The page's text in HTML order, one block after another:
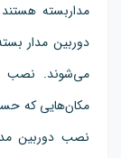
مداربسته
دوربین مدار
می‌شوند. نصب
مکان‌هایی که
نصب دوربین